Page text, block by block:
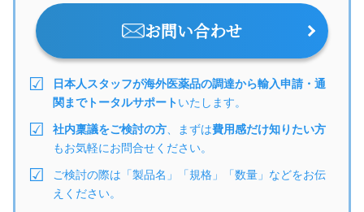
お問い合わせ
日本人スタッフが海外医薬品の調達から輸入申請・通
関までトータルサポートいたします。
社内稟議をご検討の方 、まずは費用感だけ知りたい方
もお気軽にお問合せください。
ご検討の際は「製品名」「規格」「数量」などをお伝
えください。